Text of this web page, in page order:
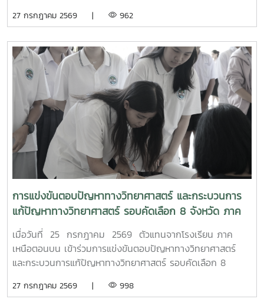
27 กรกฎาคม 2569 | 962
การแข่งขันตอบปัญหาทางวิทยาศาสตร์ และกระบวนการ
แก้ปัญหาทางวิทยาศาสตร์ รอบคัดเลือก 8 จังหวัด ภาค
เหนือตอนบน
เมื่อวันที่ 25 กรกฎาคม 2569 ตัวแทนจากโรงเรียน ภาค
เหนือตอนบน เข้าร่วมการแข่งขันตอบปัญหาทางวิทยาศาสตร์
และกระบวนการแก้ปัญหาทางวิทยาศาสตร์ รอบคัดเลือก 8
เทคโนโลยีแห่งชาติ และสัปดาห์วิทยาศาสตร์ แห่งชาติ ประจำปี
27 กรกฎาคม 2569 | 998